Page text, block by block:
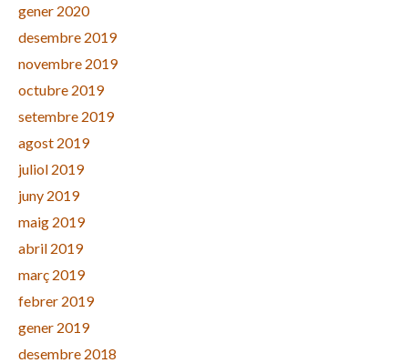
gener 2020
desembre 2019
novembre 2019
octubre 2019
setembre 2019
agost 2019
juliol 2019
juny 2019
maig 2019
abril 2019
març 2019
febrer 2019
gener 2019
desembre 2018